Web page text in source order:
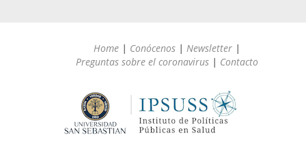
Home | Conócenos | Newsletter |
Preguntas sobre el coronavirus | Contacto